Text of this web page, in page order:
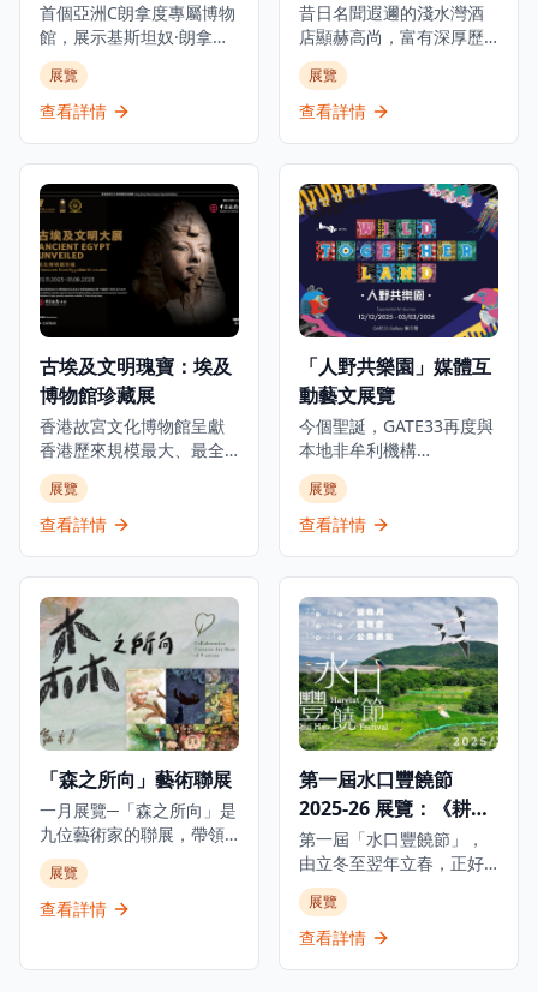
首個亞洲C朗拿度專屬博物
館，展示基斯坦奴·朗拿度
的人生旅程、職業生涯和
生活，透過獨家視角呈現
從未公開的故事，是足球
者深入了解這位足球傳奇
巨星的世界，展出個人珍
藏品、互動展示和沉浸式
展覽，包括他的獎盃、球
衣、簽名物品等珍貴收
藏。博物館位於K11
MUSEA，不僅展示C朗拿
索他的個人生活和成長歷
程，讓參觀者全面了解這
位足球巨星的傳奇故事。
無論是足球迷、體育愛好
者還是想要了解足球文化
的遊客，都能在這個博物
館中找到屬於自己的樂
趣，感受足球運動的魅力
展覽
查看詳情
昔日名聞遐邇的淺水灣酒
店顯赫高尚，富有深厚歷
史底蘊，是世界各地名人
雅士匯聚之地。今年正值
張愛玲逝世三十週年之
情、脆弱的美」展覽，探
索這位文學巨匠與淺水灣
酒店這座地標的深厚聯
繫。展覽將於2025年10月
1日至2026年3月1日舉
行，邀請觀眾穿梭淺水灣
酒店的歷史與張愛玲的文
為這位中國文壇傳奇的靈
感來源，在時代流轉中如
何啟發她的創作。是次展
覽將展出多件珍貴藏品，
包括1941年的酒店菜單、
歷史照片及從未曝光的資
料，見證淺水灣酒店的輝
煌歷史。除此之外，展覽
稿和信件複製品，讓觀眾
可以一暏張愛玲的內心世
界，了解淺水灣酒店如何
滋養她去探索渴望、追逐
必朽世界的美麗剎那。
展覽
查看詳情
古埃及文明瑰寶：埃及
博物館珍藏展
香港故宮文化博物館呈獻
香港歷來規模最大、最全
面及展期最長的古埃及珍
寶展覽。這個里程碑式的
展覽與埃及最高文物委員
古遺址的250件珍貴文物。
展覽透過四個主題部分追
溯古埃及文明5000年的發
展：「法老的國度」、
「圖坦卡門的世界」、
「塞加拉的秘密」及「古
埃及與世界」。重點展品
的巨型雕像、黃金飾物、
大型棺槨、動物木乃伊及
最新考古發現。所有文物
均首次在香港展出，其中
許多更是首次在埃及以外
地區展出。
展覽
查看詳情
「人野共樂園」媒體互
動藝文展覽
今個聖誕，GATE33再度與
本地非牟利機構
ALAN（ARTISTS who
LOVE ANIMALS &
NATURE）攜手呈獻極具意
品，化身動物視角，親身
經歷牠們在都市中的挑
戰。 由香港、日本及意大
利的藝術家共同創作，以
「都市叢林」為背景的奇
幻動物派對。展覽打造七
大互動展區，帶領觀眾從
身體驗其困境。 包括日本
神奈川設計團隊Sino Inc.
的《我的尾巴生成器》、
意大利米蘭創作團隊
Carnovsky的《RGB地
景》，以及香港產品設計
師兼藝術家Alize Lam的
《城市的共存與平衡》等
展覽
查看詳情
「森之所向」藝術聯展
一月展覽─「森之所向」是
九位藝術家的聯展，帶領
觀眾進入純粹的創作世
界，發掘真誠的藝術家之
旅。展覽名稱源自一篇文
展覽
查看詳情
第一屆水口豐饒節
2025-26 展覽：《耕作
生態 水源長流》
第一屆「水口豐饒節」，
由立冬至翌年立春，正好
跨越整個冬季。香港觀鳥
會透過一系列活動向公眾
分享過去四年在水口濕地
展覽
查看詳情